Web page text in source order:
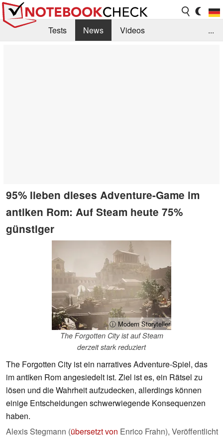
Tests News
Videos
...
95% lieben dieses Adventure-Game im
antiken Rom: Auf Steam heute 75%
günstiger
ⓘ Modern Storyteller
The Forgotten City ist auf Steam
derzeit stark reduziert
The Forgotten City ist ein narratives Adventure-Spiel, das
im antiken Rom angesiedelt ist. Ziel ist es, ein Rätsel zu
lösen und die Wahrheit aufzudecken, allerdings können
einige Entscheidungen schwerwiegende Konsequenzen
haben.
Alexis Stegmann (übersetzt von Enrico Frahn), Veröffentlicht